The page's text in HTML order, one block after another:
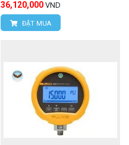
36,120,000 VND
ĐẶT MUA